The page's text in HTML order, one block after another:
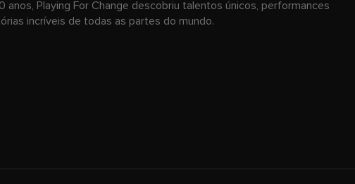
anos, Playing For Change descobriu talentos únicos, performances
incríveis de todas as partes do mundo.